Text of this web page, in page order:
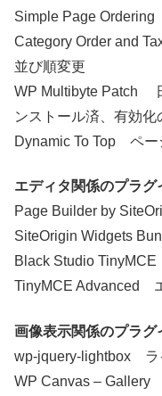
Simple Page
Category Order and
並び順変更
WP Multibyte Patch
ンストール済、有効化
Dynamic To Top ペー
エディタ関係のプラグ
Page Builder by
SiteOrigin Widgets
Black Studio
TinyMCE Advanced
画像表示関係のプラグ
wp-jquery-lightbox ラ
WP Canvas – Gallery